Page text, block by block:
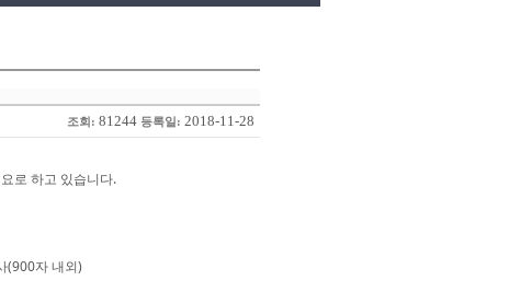
조회: 81244 등록일: 2018-11-28
로 하고 있습니다.
(900자 내외)